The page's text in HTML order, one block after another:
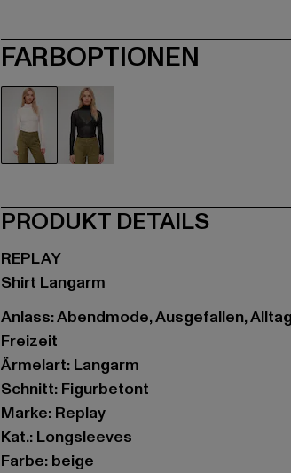
FARBOPTIONEN
PRODUKT DETAILS
REPLAY
Shirt Langarm
Anlass: Abendmode, Ausgefallen,
Freizeit
Ärmelart: Langarm
Schnitt: Figurbetont
Marke: Replay
Kat.: Longsleeves
Farbe: beige